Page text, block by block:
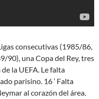
consecutivas (1985/86,
90), una Copa del Rey, tres
la UEFA. Le falta
parisino. 16 ‘ Falta
al corazón del área.